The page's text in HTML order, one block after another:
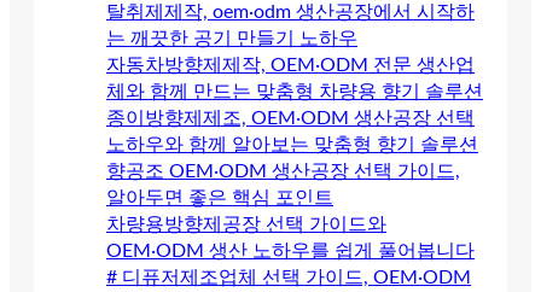
탈취제제작, oem·odm 생산공장에서 시작하
는 깨끗한 공기 만들기 노하우
자동차방향제제작, OEM·ODM 전문 생산업
체와 함께 만드는 맞춤형 차량용 향기 솔루션
종이방향제제조, OEM·ODM 생산공장 선택
노하우와 함께 알아보는 맞춤형 향기 솔루션
향공조 OEM·ODM 생산공장 선택 가이드,
알아두면 좋은 핵심 포인트
차량용방향제공장 선택 가이드와
OEM·ODM 생산 노하우를 쉽게 풀어봅니다
# 디퓨저제조업체 선택 가이드, OEM·ODM